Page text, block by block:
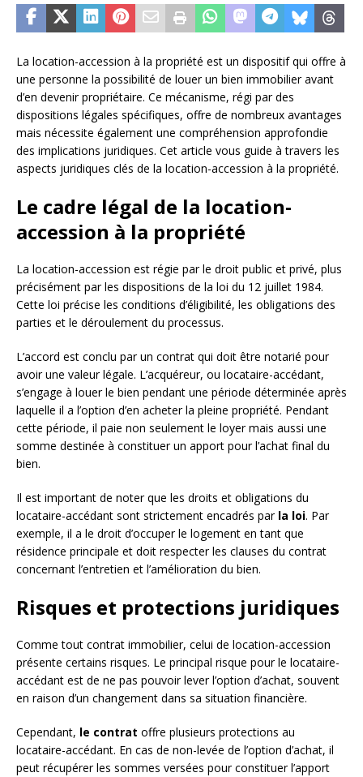
La location-accession à la propriété est un dispositif qui offre à
une personne la possibilité de louer un bien immobilier avant
d’en devenir propriétaire. Ce mécanisme, régi par des
dispositions légales spécifiques, offre de nombreux avantages
mais nécessite également une compréhension approfondie
des implications juridiques. Cet article vous guide à travers les
aspects juridiques clés de la location-accession à la propriété.
Le cadre légal de la location-
accession à la propriété
La location-accession est régie par le droit public et privé, plus
précisément par les dispositions de la loi du 12 juillet 1984.
Cette loi précise les conditions d’éligibilité, les obligations des
parties et le déroulement du processus.
L’accord est conclu par un contrat qui doit être notarié pour
avoir une valeur légale. L’acquéreur, ou locataire-accédant,
s’engage à louer le bien pendant une période déterminée après
laquelle il a l’option d’en acheter la pleine propriété. Pendant
cette période, il paie non seulement le loyer mais aussi une
somme destinée à constituer un apport pour l’achat final du
bien.
Il est important de noter que les droits et obligations du
locataire-accédant sont strictement encadrés par la loi. Par
exemple, il a le droit d’occuper le logement en tant que
résidence principale et doit respecter les clauses du contrat
concernant l’entretien et l’amélioration du bien.
Risques et protections juridiques
Comme tout contrat immobilier, celui de location-accession
présente certains risques. Le principal risque pour le locataire-
accédant est de ne pas pouvoir lever l’option d’achat, souvent
en raison d’un changement dans sa situation financière.
Cependant, le contrat offre plusieurs protections au
locataire-accédant. En cas de non-levée de l’option d’achat, il
peut récupérer les sommes versées pour constituer l’apport